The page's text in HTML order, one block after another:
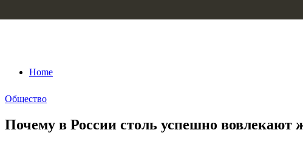
Home
Общество
Почему в России столь успешно вовлекают